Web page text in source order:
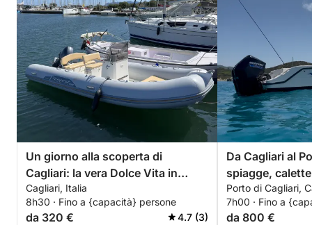
Un giorno alla scoperta di
Cagliari: la vera Dolce Vita in
motoscafo
Cagliari, Italia
8h30 · Fino a {capacità} persone
da 320 € 4.7 (3)
Da Cagliari al
spiagge,
acquatico
Porto di Cagliari,
7h00 · Fino a
da 800 €